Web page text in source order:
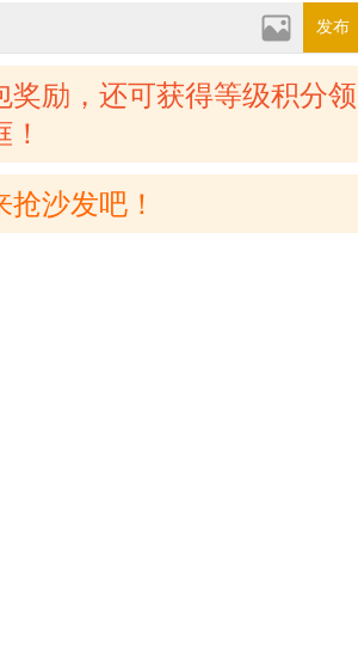
发布
励，还可获得等级积分领
沙发吧！